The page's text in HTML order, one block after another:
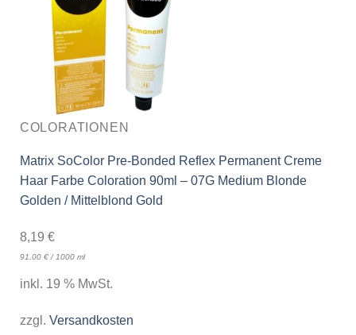
COLORATIONEN
Matrix SoColor Pre-Bonded Reflex Permanent Creme
Haar Farbe Coloration 90ml – 07G Medium Blonde
Golden / Mittelblond Gold
8,19 €
91,00 €/ 1000 ml
inkl. 19 % MwSt.
zzgl. Versandkosten